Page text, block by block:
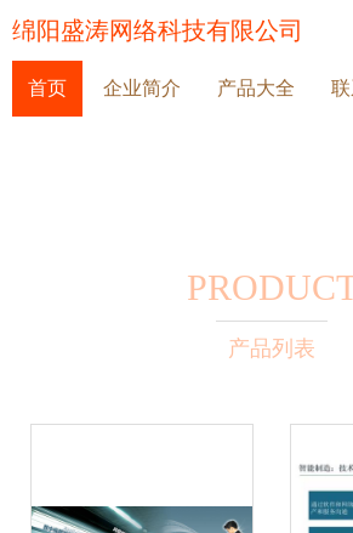
绵阳盛涛网络科技有限公司
首页 企业简介 产品大全
产品列表